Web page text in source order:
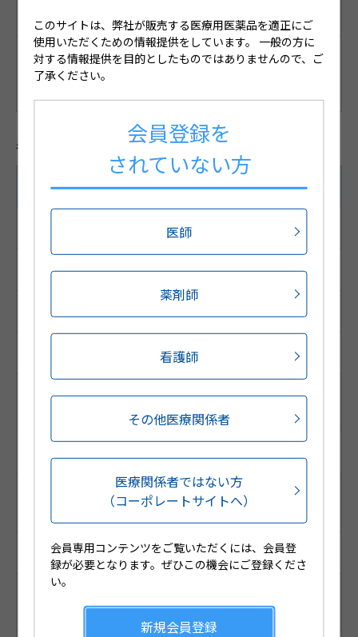
無色～淡黄色の透明な液体
各種コード
5mL/本×1本
JANコード
4987188491430
ー
調剤包装GS1コード
（調剤包装RSSコード）
販売包装GS1コード
（販売包装RSSコード）
ー
（厚生労働省コード）
このサイトは、弊社が販売する医療用医薬品を適正にご
使用いただくための情報提供をしています。 一般の方に
対する情報提供を目的としたものではありませんので、ご
了承ください。
会員登録を
されていない方
医師
薬剤師
看護師
その他医療関係者
医療関係者ではない方
（コーポレートサイトへ）
会員専用コンテンツをご覧いただくには、会員登
録が必要となります。ぜひこの機会にご登録くださ
い。
新規会員登録